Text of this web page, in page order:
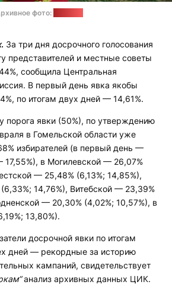
фото:
. За три дня досрочного голосования
представителей и местные советы
сообщила Центральная
В первый день явка якобы
по итогам двух дней — 14,61%.
порога явки (50%), по утверждению
в Гомельской области уже
избирателей (в первый день —
17,55%), в Могилевской — 26,07%
— 25,48% (6,13%; 14,85%),
14,76%), Витебской — 23,39%
— 20,30% (4,02%; 10,57%), в
13,80%).
досрочной явки по итогам
дней — рекордные за историю
кампаний, свидетельствует
анализ архивных данных ЦИК.